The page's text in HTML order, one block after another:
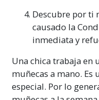
Descubre por ti
causado la
inmediata y
Una chica trabaja en
muñecas a mano. Es
especial. Por lo